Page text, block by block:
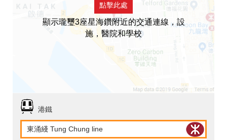
點擊此處
顯示瓏璽3座星海鑽附近的交通連線，設
施，醫院和學校
港鐵
東涌綫 Tung Chung line